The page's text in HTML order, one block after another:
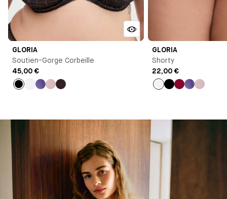
GLORIA
Soutien-Gorge Corbeille
45,00 €
GLORIA
Shorty
22,00 €